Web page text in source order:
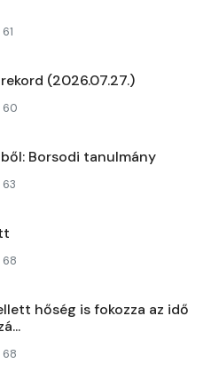
61
(2026.07.27.)
60
Borsodi tanulmány
63
68
hőség is fokozza az idő
68